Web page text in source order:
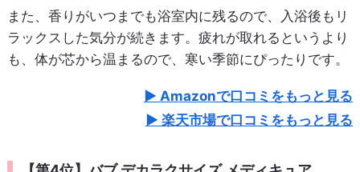
また、香りがいつまでも浴室内に残るので、入浴後もリ
ラックスした気分が続きます。疲れが取れるというより
も、体が芯から温まるので、寒い季節にぴったりです。
Amazonで口コミをもっと見る
楽天市場で口コミをもっと見る